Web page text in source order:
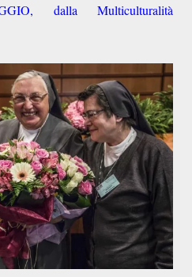
dalla Multiculturalità